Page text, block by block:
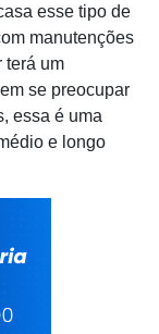
esse tipo de
manutenções
terá um
se preocupar
essa é uma
e longo